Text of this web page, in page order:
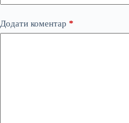
Додати коментар *